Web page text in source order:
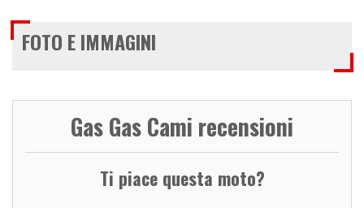
FOTO E IMMAGINI
Gas Gas Cami recensioni
Ti piace questa moto?